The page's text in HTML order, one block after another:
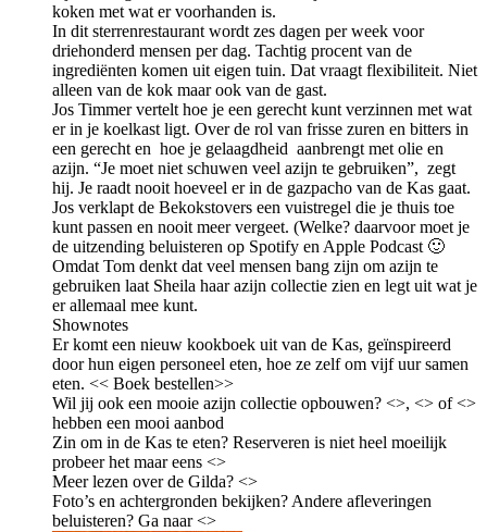
koken met wat er voorhanden is.
In dit sterrenrestaurant wordt zes dagen per week voor
driehonderd mensen per dag. Tachtig procent van de
ingrediënten komen uit eigen tuin. Dat vraagt flexibiliteit. Niet
alleen van de kok maar ook van de gast.
Jos Timmer vertelt hoe je een gerecht kunt verzinnen met wat
er in je koelkast ligt. Over de rol van frisse zuren en bitters in
een gerecht en hoe je gelaagdheid aanbrengt met olie en
azijn. “Je moet niet schuwen veel azijn te gebruiken”, zegt
hij. Je raadt nooit hoeveel er in de gazpacho van de Kas gaat.
Jos verklapt de Bekokstovers een vuistregel die je thuis toe
kunt passen en nooit meer vergeet. (Welke? daarvoor moet je
de uitzending beluisteren op Spotify en Apple Podcast 🙂
Omdat Tom denkt dat veel mensen bang zijn om azijn te
gebruiken laat Sheila haar azijn collectie zien en legt uit wat je
er allemaal mee kunt.
Shownotes
Er komt een nieuw kookboek uit van de Kas, geïnspireerd
door hun eigen personeel eten, hoe ze zelf om vijf uur samen
eten. << Boek bestellen>>
Wil jij ook een mooie azijn collectie opbouwen? <>, <> of <>
hebben een mooi aanbod
Zin om in de Kas te eten? Reserveren is niet heel moeilijk
probeer het maar eens <>
Meer lezen over de Gilda? <>
Foto’s en achtergronden bekijken? Andere afleveringen
beluisteren? Ga naar <>